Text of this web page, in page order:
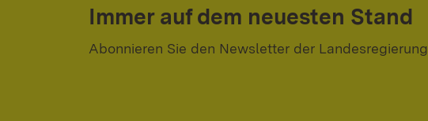
Immer auf dem neuesten Stand
Abonnieren Sie den Newsletter der Landesregierung.